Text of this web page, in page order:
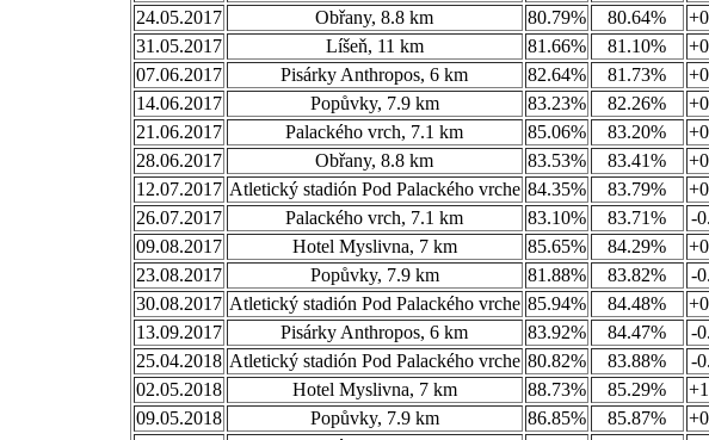
24.05.2017
Obřany, 8.8 km 80.79% 80.64%
31.05.2017
Líšeň, 11 km 81.66% 81.10%
07.06.2017
Pisárky Anthropos, 6 km 82.64% 81.73%
14.06.2017
Popůvky, 7.9 km 83.23% 82.26%
21.06.2017
Palackého vrch, 7.1 km 85.06% 83.20%
28.06.2017
Obřany, 8.8 km 83.53% 83.41%
12.07.2017 Atletický stadión Pod Palackého vrche 84.35% 83.79%
26.07.2017
Palackého vrch, 7.1 km 83.10% 83.71%
-
09.08.2017
Hotel Myslivna, 7 km 85.65% 84.29%
23.08.2017
Popůvky, 7.9 km 81.88% 83.82%
-
30.08.2017 Atletický stadión Pod Palackého vrche 85.94% 84.48%
13.09.2017
Pisárky Anthropos, 6 km 83.92% 84.47%
-
25.04.2018 Atletický stadión Pod Palackého vrche 80.82% 83.88%
-
02.05.2018
Hotel Myslivna, 7 km 88.73% 85.29%
09.05.2018
Popůvky, 7.9 km 86.85% 85.87%